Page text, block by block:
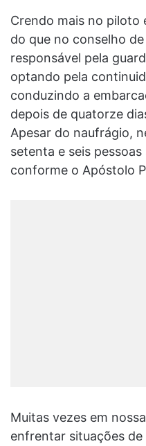
Crendo mais no piloto
do que no conselho
responsável pela
optando pela
conduzindo a
depois de quatorze
Apesar do naufrágio,
setenta e seis
conforme o Apóstolo
Muitas vezes em
enfrentar situações